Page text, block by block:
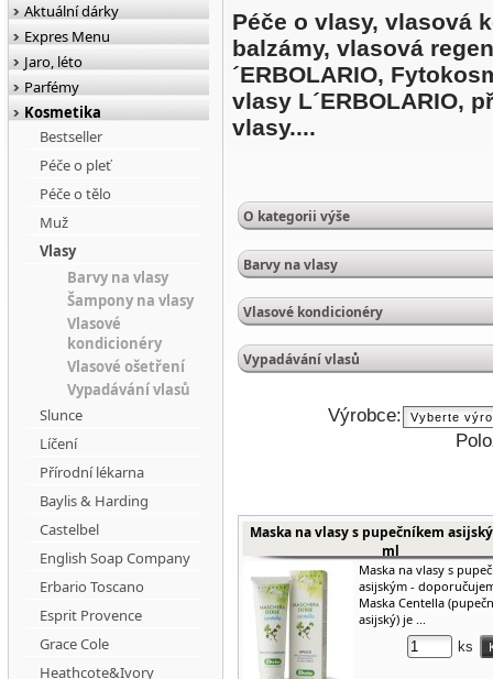
Péče o vlasy, vlasová
balzámy, vlasová
´ERBOLARIO,
vlasy L´ERBOLARIO,
vlasy....
O kategorii výše
Barvy na vlasy
Vlasové kondicionéry
Vypadávání vlasů
Výrobce:
Maska na vlasy s pupečníkem
ml
Maska na vlasy s
asijským -
Maska Centella
asijský) je ...
ks
Aktuální dárky
Expres Menu
Jaro, léto
Parfémy
Kosmetika
Bestseller
Péče o pleť
Péče o tělo
Muž
Vlasy
Barvy na vlasy
Šampony na vlasy
Vlasové
kondicionéry
Vlasové ošetření
Vypadávání vlasů
Slunce
Líčení
Přírodní lékarna
Baylis & Harding
Castelbel
English Soap Company
Erbario Toscano
Esprit Provence
Grace Cole
Heathcote&Ivory